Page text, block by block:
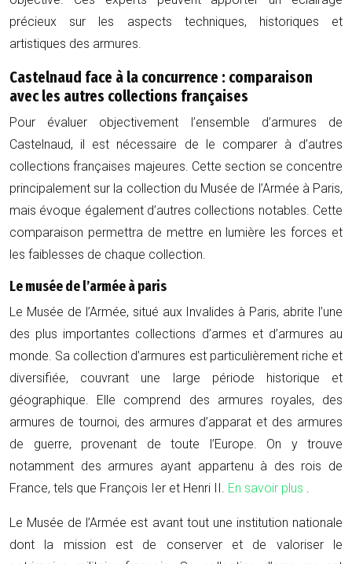
précieux sur les aspects techniques, historiques et
artistiques des armures.
Castelnaud face à la concurrence : comparaison
avec les autres collections françaises
Pour évaluer objectivement l’ensemble d’armures de
Castelnaud, il est nécessaire de le comparer à d’autres
collections françaises majeures. Cette section se concentre
principalement sur la collection du Musée de l’Armée à Paris,
mais évoque également d’autres collections notables. Cette
comparaison permettra de mettre en lumière les forces et
les faiblesses de chaque collection.
Le musée de l’armée à paris
Le Musée de l’Armée, situé aux Invalides à Paris, abrite l’une
des plus importantes collections d’armes et d’armures au
monde. Sa collection d’armures est particulièrement riche et
diversifiée, couvrant une large période historique et
géographique. Elle comprend des armures royales, des
armures de tournoi, des armures d’apparat et des armures
de guerre, provenant de toute l’Europe. On y trouve
notamment des armures ayant appartenu à des rois de
France, tels que François Ier et Henri II. En savoir plus .
Le Musée de l’Armée est avant tout une institution nationale
dont la mission est de conserver et de valoriser le